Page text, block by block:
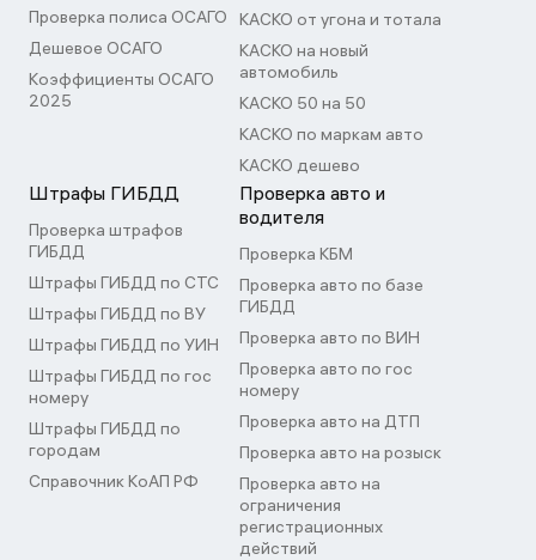
Проверка полиса ОСАГО
Дешевое ОСАГО
Коэффициенты ОСАГО
2025
КАСКО от угона и тотала
КАСКО на новый
автомобиль
КАСКО 50 на 50
КАСКО по маркам авто
КАСКО дешево
Штрафы ГИБДД
Проверка штрафов
ГИБДД
Штрафы ГИБДД по СТС
Штрафы ГИБДД по ВУ
Штрафы ГИБДД по УИН
Штрафы ГИБДД по гос
номеру
Штрафы ГИБДД по
городам
Справочник КоАП РФ
Проверка авто и
водителя
Проверка КБМ
Проверка авто по базе
ГИБДД
Проверка авто по ВИН
Проверка авто по гос
номеру
Проверка авто на ДТП
Проверка авто на розыск
Проверка авто на
ограничения
регистрационных
действий